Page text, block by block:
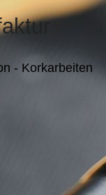
- Korkarbeiten